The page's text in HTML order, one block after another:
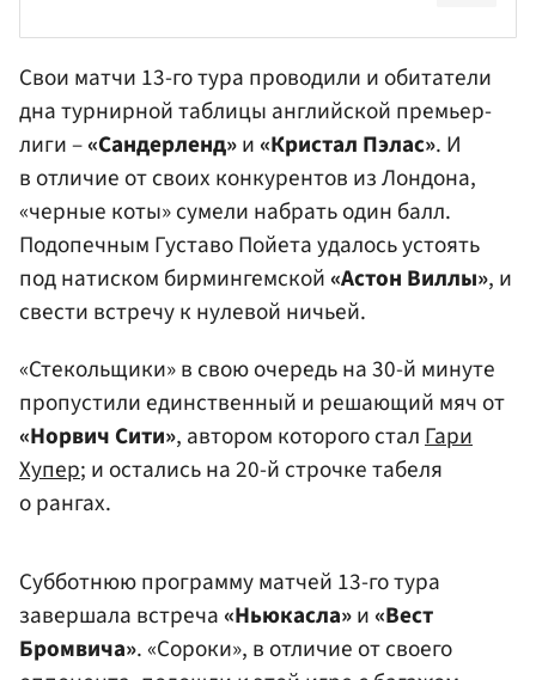
Свои матчи 13-го тура проводили и обитатели
дна турнирной таблицы английской премьер-
лиги –«Сандерленд»и «Кристал Пэлас». И
в отличие от своих конкурентов из Лондона,
«черные коты» сумели набрать один балл.
Подопечным Густаво Пойета удалось устоять
под натиском бирмингемской «Астон Виллы», и
свести встречу к нулевой ничьей.
«Стекольщики» в свою очередь на 30-й минуте
пропустили единственный и решающий мяч от
«Норвич Сити», автором которого стал Гари
Хупер; и остались на 20-й строчке табеля
о рангах.
Субботнюю программу матчей 13-го тура
завершала встреча «Ньюкасла»и «Вест
Бромвича». «Сороки», в отличие от своего